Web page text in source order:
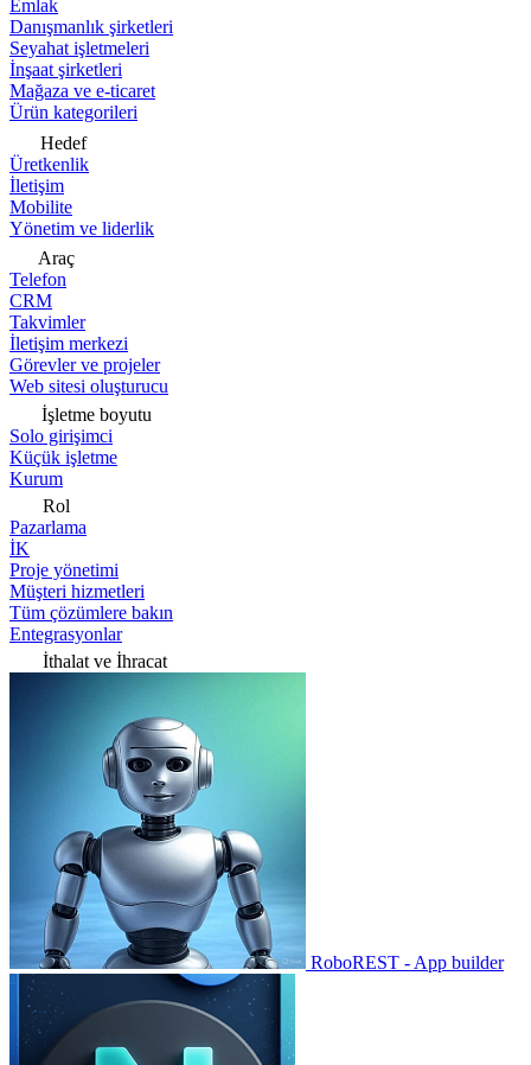
Emlak
Danışmanlık şirketleri
Seyahat işletmeleri
İnşaat şirketleri
Mağaza ve e-ticaret
Ürün kategorileri
Hedef
Üretkenlik
İletişim
Mobilite
Yönetim ve liderlik
Araç
Telefon
CRM
Takvimler
İletişim merkezi
Görevler ve projeler
Web sitesi oluşturucu
İşletme boyutu
Solo girişimci
Küçük işletme
Kurum
Rol
Pazarlama
İK
Proje yönetimi
Müşteri hizmetleri
Tüm çözümlere bakın
Entegrasyonlar
İthalat ve İhracat
RoboREST - App builder